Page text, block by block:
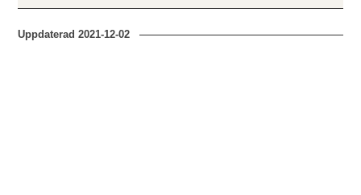
Uppdaterad2021-12-02